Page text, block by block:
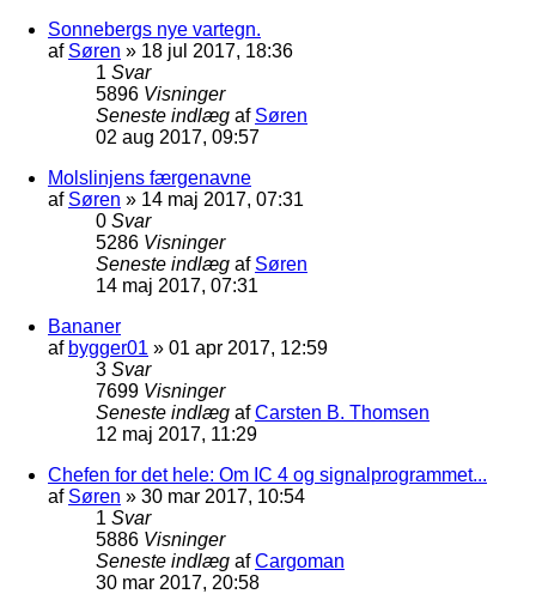
Sonnebergs nye vartegn.
af Søren » 18 jul 2017, 18:36
1 Svar
5896 Visninger
Seneste indlæg af Søren
02 aug 2017, 09:57
Molslinjens færgenavne
af Søren » 14 maj 2017, 07:31
0 Svar
5286 Visninger
Seneste indlæg af Søren
14 maj 2017, 07:31
Bananer
af bygger01 » 01 apr 2017, 12:59
3 Svar
7699 Visninger
Seneste indlæg afCarsten B. Thomsen
12 maj 2017, 11:29
Chefen for det hele: Om IC 4 og signalprogrammet...
af Søren » 30 mar 2017, 10:54
1 Svar
5886 Visninger
Seneste indlæg afCargoman
30 mar 2017, 20:58